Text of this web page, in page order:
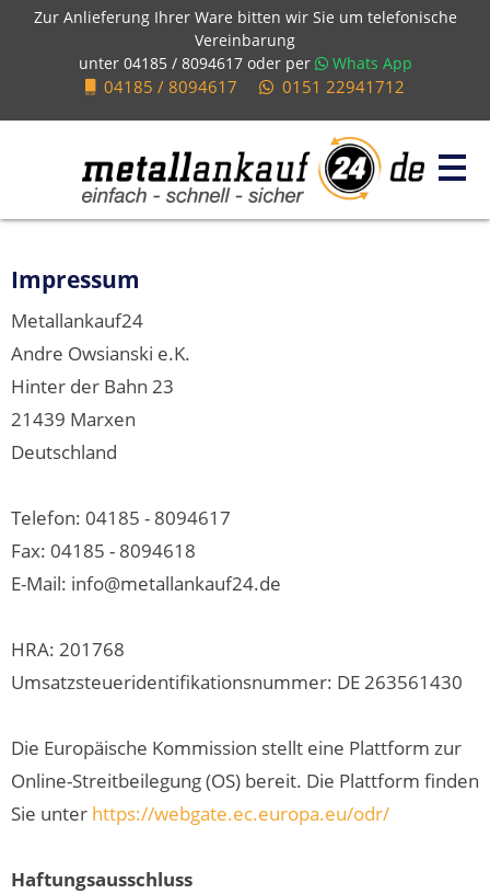
Zur Anlieferung Ihrer Ware bitten wir Sie um telefonische
Vereinbarung
unter 04185 / 8094617oder per Whats App
04185 / 8094617 0151 22941712
Impressum
Metallankauf24
Andre Owsianski e.K.
Hinter der Bahn 23
21439 Marxen
Deutschland
Telefon: 04185 - 8094617
Fax: 04185 - 8094618
E-Mail: info@metallankauf24.de
HRA: 201768
Umsatzsteueridentifikationsnummer: DE 263561430
Die Europäische Kommission stellt eine Plattform zur
Online-Streitbeilegung (OS) bereit. Die Plattform finden
Sie unter https://webgate.ec.europa.eu/odr/
Haftungsausschluss